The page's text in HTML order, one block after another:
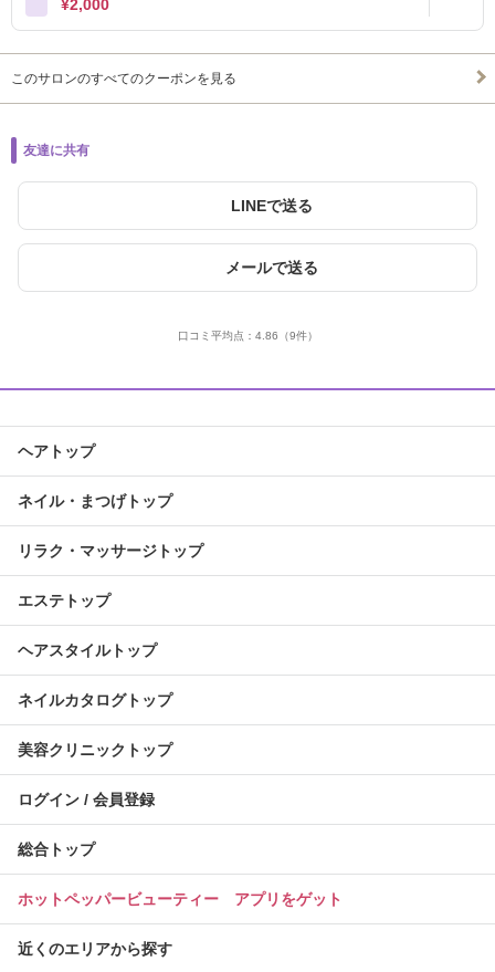
¥2,000
このサロンのすべてのクーポンを見る
友達に共有
LINEで送る
メールで送る
口コミ平均点： 4.86 （9件）
ヘアトップ
ネイル・まつげトップ
リラク・マッサージトップ
エステトップ
ヘアスタイルトップ
ネイルカタログトップ
美容クリニックトップ
ログイン / 会員登録
総合トップ
ホットペッパービューティー アプリをゲット
近くのエリアから探す